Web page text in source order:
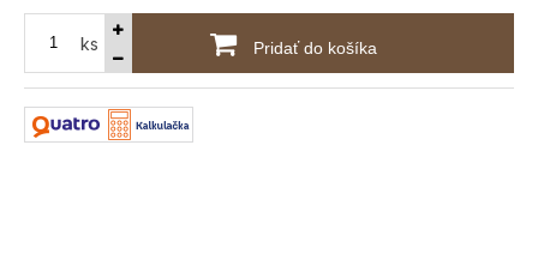
ks Pridať do košíka